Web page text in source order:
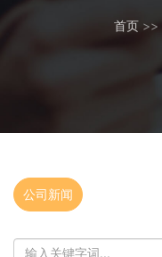
首页 >>
公司新闻